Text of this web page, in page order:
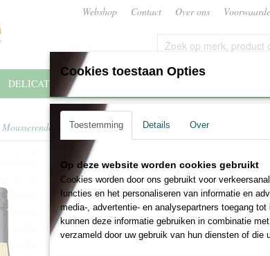
Webshop Contact Over ons
DELICATESSEN
Mousserende Les Fumées Blanches Sparkling
Blanches
€ 7,99 (inclusief btw 21%)
✘
Cookies toestaan Opties
Toestemming Details Over
Op deze website worden cookies gebruikt
Cookies worden door ons gebruikt voor
functies en het personaliseren van informatie en
media-, advertentie- en analysepartners toegang
kunnen deze informatie gebruiken in combinatie
verzameld door uw gebruik van hun diensten of die